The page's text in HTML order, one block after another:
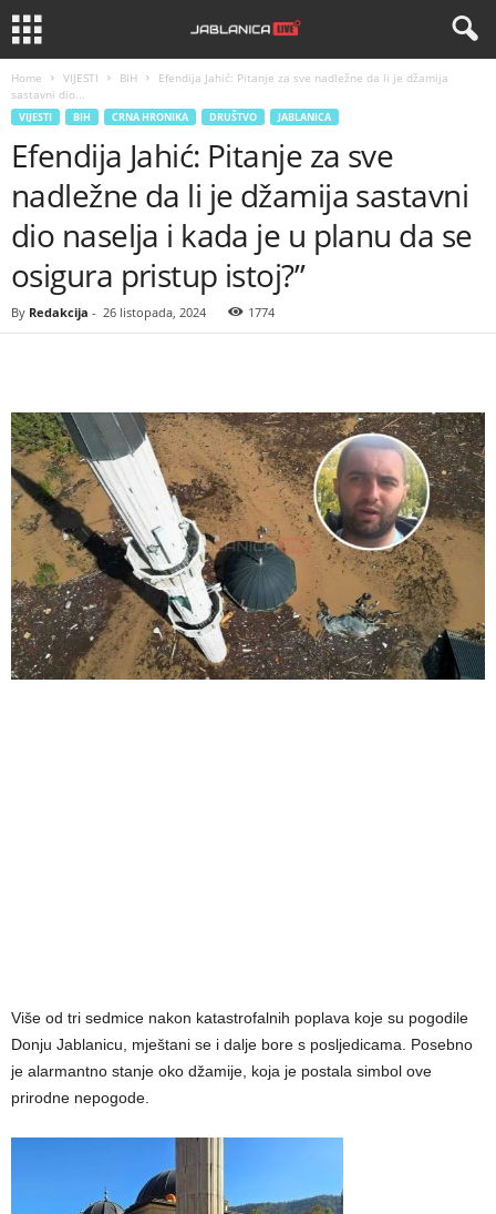
Home VIJESTI BIH
Efendija Jahić: Pitanje za sve nadležne da li je džamija
sastavni dio...
VIJESTI BIH CRNA HRONIKA DRUŠTVO JABLANICA
Efendija Jahić: Pitanje za sve
nadležne da li je džamija sastavni
dio naselja i kada je u planu da se
osigura pristup istoj?”
By Redakcija - 26 listopada, 2024 1774
Više od tri sedmice nakon katastrofalnih poplava koje su pogodile
Donju Jablanicu, mještani se i dalje bore s posljedicama. Posebno
je alarmantno stanje oko džamije, koja je postala simbol ove
prirodne nepogode.